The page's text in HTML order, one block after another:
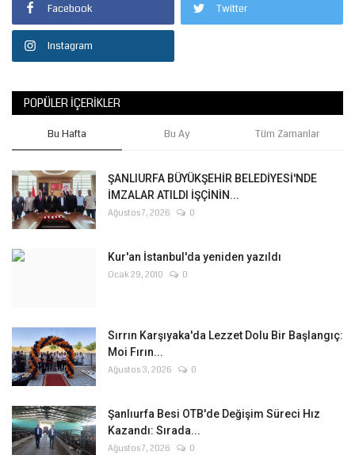
Facebook Twitter
Instagram
POPÜLER İÇERIKLER
Bu Hafta Bu Ay Tüm Zamanlar
ŞANLIURFA BÜYÜKŞEHİR BELEDİYESİ'NDE
İMZALAR ATILDI İŞÇİNİN...
Ağustos 7, 2026 0
Kur'an İstanbul'da yeniden yazıldı
Ocak 29, 2010 0
Sırrın Karşıyaka'da Lezzet Dolu Bir Başlangıç:
Moi Fırın...
Ağustos 3, 2026 0
Şanlıurfa Besi OTB'de Değişim Süreci Hız
Kazandı: Sırada...
Ağustos 7, 2026 0